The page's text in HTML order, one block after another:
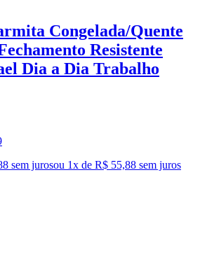
Congelada/Quente
Resistente
Dia a Dia Trabalho
sem jurosou 1x de R$ 55,88 sem juros